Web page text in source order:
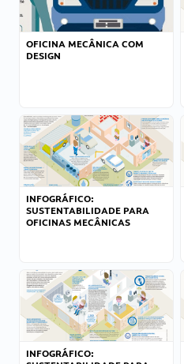
OFICINA MECÂNICA COM
DESIGN
INFOGRÁFICO:
SUSTENTABILIDADE PARA
OFICINAS MECÂNICAS
INFOGRÁFICO: